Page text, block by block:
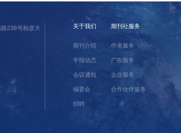
238号柏彦大
关于我们
期刊介绍
学报动态
会议通知
编委会
招聘
期刊社服务
作者服务
广告服务
企业服务
合作伙伴服务